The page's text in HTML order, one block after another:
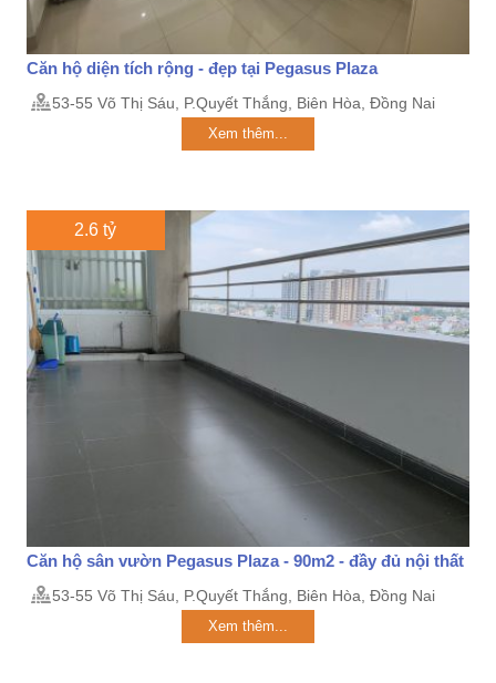
Căn hộ diện tích rộng - đẹp tại Pegasus Plaza
53-55 Võ Thị Sáu, P.Quyết Thắng, Biên Hòa, Đồng Nai
Xem thêm...
2.6 tỷ
Căn hộ sân vườn Pegasus Plaza - 90m2 - đầy đủ nội thất
53-55 Võ Thị Sáu, P.Quyết Thắng, Biên Hòa, Đồng Nai
Xem thêm...